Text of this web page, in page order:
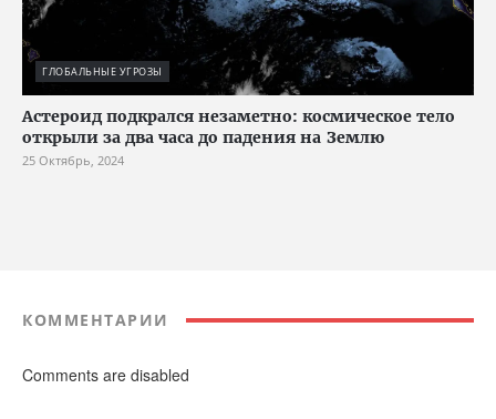
ГЛОБАЛЬНЫЕ УГРОЗЫ
Астероид подкрался незаметно: космическое тело
открыли за два часа до падения на Землю
25 Октябрь, 2024
КОММЕНТАРИИ
Comments are disabled